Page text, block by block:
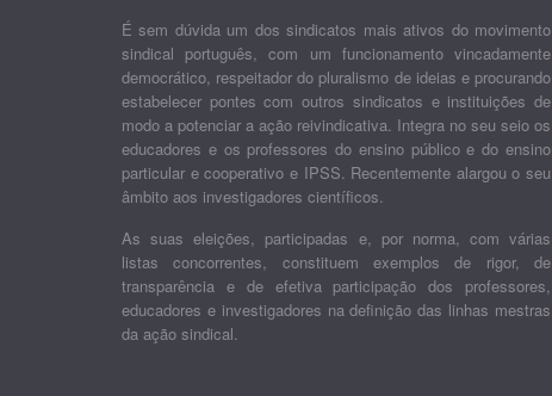
É sem dúvida um dos sindicatos mais ativos do movimento
sindical português, com um funcionamento vincadamente
democrático, respeitador do pluralismo de ideias e procurando
estabelecer pontes com outros sindicatos e instituições de
modo a potenciar a ação reivindicativa. Integra no seu seio os
educadores e os professores do ensino público e do ensino
particular e cooperativo e IPSS. Recentemente alargou o seu
âmbito aos investigadores científicos.
As suas eleições, participadas e, por norma, com várias
listas concorrentes, constituem exemplos de rigor, de
transparência e de efetiva participação dos professores,
educadores e investigadores na definição das linhas mestras
da ação sindical.